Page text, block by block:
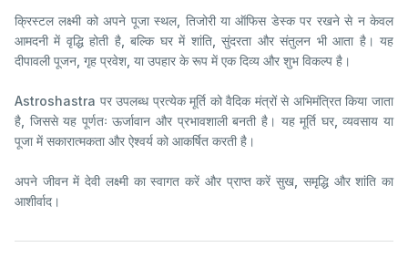
क्रिस्टल लक्ष्मी को अपने पूजा स्थल, तिजोरी या ऑफिस डेस्क पर रखने से न केवल
आमदनी में वृद्धि होती है, बल्कि घर में शांति, सुंदरता और संतुलन भी आता है। यह
दीपावली पूजन, गृह प्रवेश, या उपहार के रूप में एक दिव्य और शुभ विकल्प है।
Astroshastra पर उपलब्ध प्रत्येक मूर्ति को वैदिक मंत्रों से अभिमंत्रित किया जाता
है, जिससे यह पूर्णतः ऊर्जावान और प्रभावशाली बनती है। यह मूर्ति घर, व्यवसाय या
पूजा में सकारात्मकता और ऐश्वर्य को आकर्षित करती है।
अपने जीवन में देवी लक्ष्मी का स्वागत करें और प्राप्त करें सुख, समृद्धि और शांति का
आशीर्वाद।